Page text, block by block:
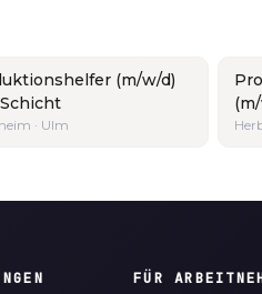
(m/w/d)
· Ulm
FÜR